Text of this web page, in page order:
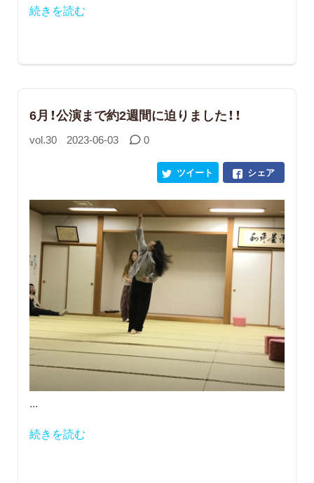
続きを読む
6月！公演まで約2週間に迫りました！！
vol.30 2023-06-03 0
シェア
ツイート
...
続きを読む